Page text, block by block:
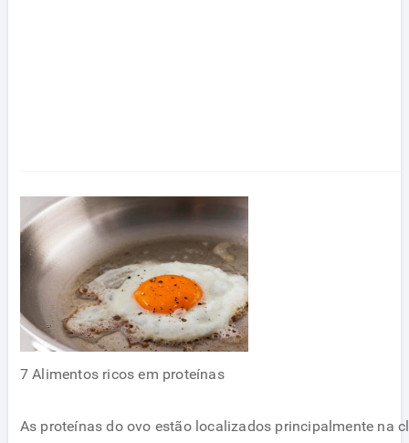
7 Alimentos ricos em proteínas
As proteínas do ovo estão localizados principalmente na